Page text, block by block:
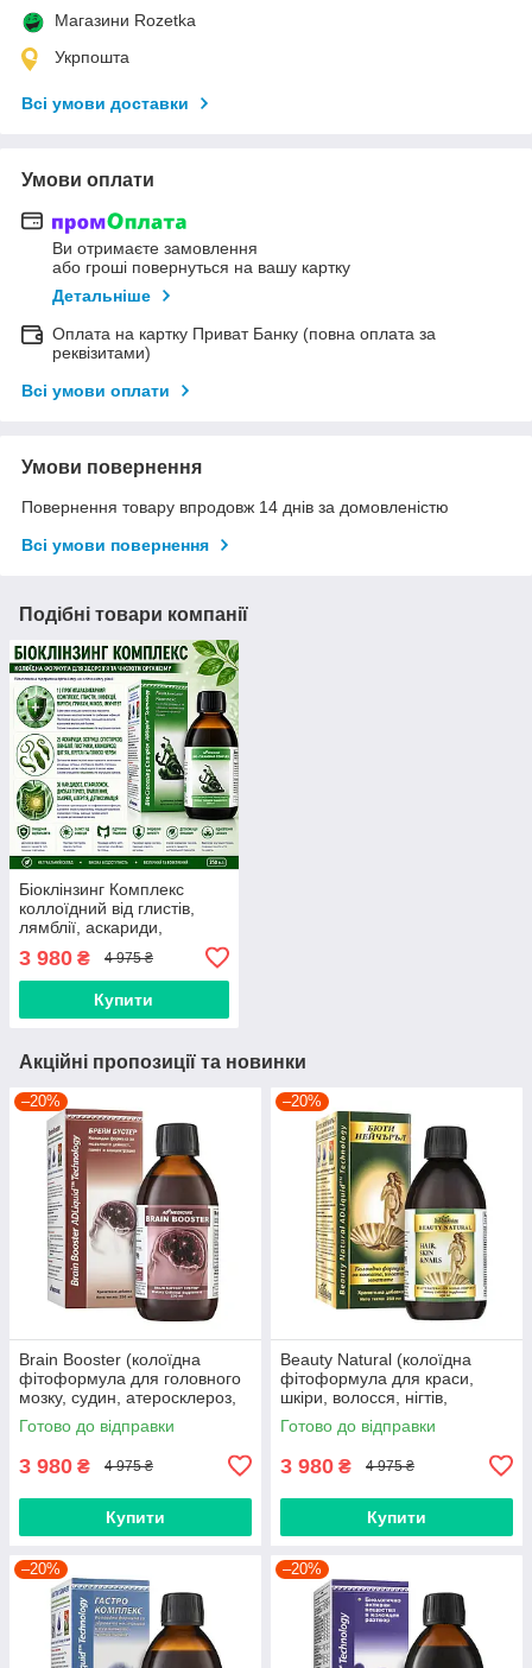
Магазини Rozetka
Укрпошта
Всі умови доставки
Умови оплати
Ви отримаєте замовлення
або гроші повернуться на вашу картку
Детальніше
Оплата на картку Приват Банку (повна оплата за
реквізитами)
Всі умови оплати
Умови повернення
Повернення товару впродовж 14 днів за домовленістю
Всі умови повернення
Подібні товари компанії
Біоклінзинг Комплекс
коллоїдний від глистів,
лямблії, аскариди,
хламідіоз, стафілокок,
віруси, герпес
3 980 ₴ 4 975 ₴
Купити
Акційні пропозиції та новинки
–20%
Brain Booster (колоїдна
фітоформула для головного
мозку, судин, атеросклероз,
тиск, інсульт, головний біль,
пам'ять, вітаміни)
Готово до відправки
3 980 ₴ 4 975 ₴
Купити
–20%
Beauty Natural (колоїдна
фітоформула для краси,
шкіри, волосся, нігтів,
здоров'я, для жінок, зморшки,
пігментація, омолодження)
Готово до відправки
3 980 ₴ 4 975 ₴
Купити
–20% –20%